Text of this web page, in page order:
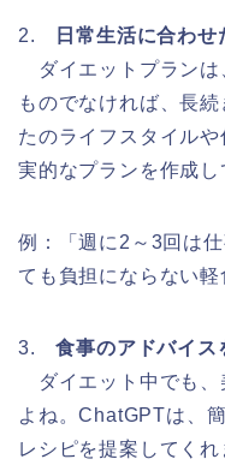
2.
日常生活に合わ
ダイエットプランは
ものでなければ、長
たのライフスタイル
実的なプランを作成し
例：「週に2～3回は
ても負担にならない軽
3.食事のアドバイス
ダイエット中でも、
よね。ChatGPTは、
レシピを提案してく